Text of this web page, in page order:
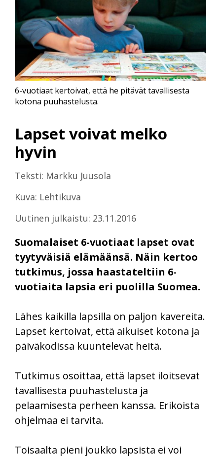
Lapset voivat melko
hyvin
Teksti: Markku Juusola
Kuva: Lehtikuva
Uutinen julkaistu: 23.11.2016
Suomalaiset 6-vuotiaat lapset ovat
tyytyväisiä elämäänsä. Näin kertoo
tutkimus, jossa haastateltiin 6-
vuotiaita lapsia eri puolilla Suomea.
6-vuotiaat kertoivat, että he pitävät tavallisesta
kotona puuhastelusta.
Lähes kaikilla lapsilla on paljon kavereita.
Lapset kertoivat, että aikuiset kotona ja
päiväkodissa kuuntelevat heitä.
Tutkimus osoittaa, että lapset iloitsevat
tavallisesta puuhastelusta ja
pelaamisesta perheen kanssa. Erikoista
ohjelmaa ei tarvita.
Toisaalta pieni joukko lapsista ei voi